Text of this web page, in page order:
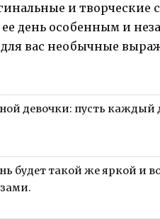
и творческие
день особенным и
вас необычные
девочки: пусть каждый
будет такой же яркой и